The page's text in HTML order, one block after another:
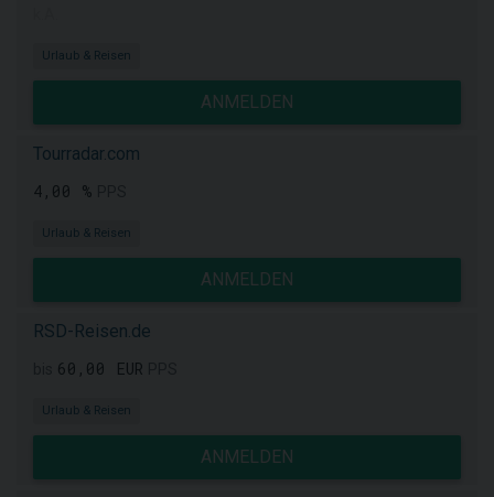
Urlaub & Reisen
ANMELDEN
Tourradar.com
4,00 %
Urlaub & Reisen
ANMELDEN
RSD-Reisen.de
60,00 EUR
Urlaub & Reisen
ANMELDEN